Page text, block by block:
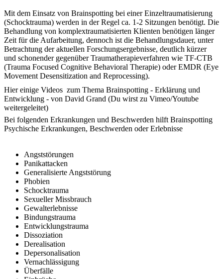
Mit dem Einsatz von Brainspotting bei einer Einzeltraumatisierung
(Schocktrauma) werden in der Regel ca. 1-2 Sitzungen benötigt. Die
Behandlung von komplextraumatisierten Klienten benötigen länger
Zeit für die Aufarbeitung, dennoch ist die Behandlungsdauer, unter
Betrachtung der aktuellen Forschungsergebnisse, deutlich kürzer
und schonender gegenüber Traumatherapieverfahren wie TF-CTB
(Trauma Focused Cognitive Behavioral Therapie) oder EMDR (Eye
Movement Desensitization and Reprocessing).
Hier einige Videos zum Thema Brainspotting - Erklärung und
Entwicklung - von David Grand (Du wirst zu Vimeo/Youtube
weitergeleitet)
Bei folgenden Erkrankungen und Beschwerden hilft Brainspotting
Psychische Erkrankungen, Beschwerden oder Erlebnisse
Angststörungen
Panikattacken
Generalisierte Angststörung
Phobien
Schocktrauma
Sexueller Missbrauch
Gewalterlebnisse
Bindungstrauma
Entwicklungstrauma
Dissoziation
Derealisation
Depersonalisation
Vernachlässigung
Überfälle